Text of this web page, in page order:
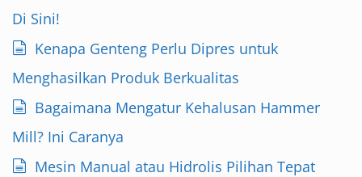
Di Sini!
Kenapa Genteng Perlu Dipres untuk
Menghasilkan Produk Berkualitas
Bagaimana Mengatur Kehalusan Hammer
Mill? Ini Caranya
Mesin Manual atau Hidrolis Pilihan Tepat